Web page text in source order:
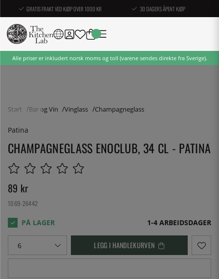
GRATIS FRAKT VED KJØP OVER 1000 KR 30 DAGERS ÅPENT KJØP
Alle priser er inkludert norsk moms og toll (varene sendes direkte fra Sverige).
Start Bar og Vin Vinglass Champagneglass
Patina
CHAMPAGNEGLASS ENOCLUB, 34 CL - PATINA
89 kr
1069-26442
1-4 ARBEIDSDAGER
LEGG I HANDLEKURVEN